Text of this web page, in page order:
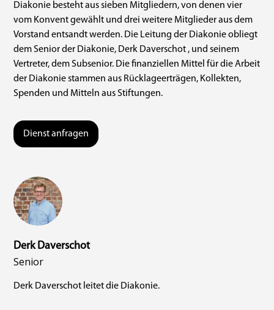
Diakonie besteht aus sieben Mitgliedern, von denen vier
vom Konvent gewählt und drei weitere Mitglieder aus dem
Vorstand entsandt werden. Die Leitung der Diakonie obliegt
dem Senior der Diakonie, Derk Daverschot , und seinem
Vertreter, dem Subsenior. Die finanziellen Mittel für die Arbeit
der Diakonie stammen aus Rücklageerträgen, Kollekten,
Spenden und Mitteln aus Stiftungen.
Dienst anfragen
Derk Daverschot
Senior
Derk Daverschot leitet die Diakonie.